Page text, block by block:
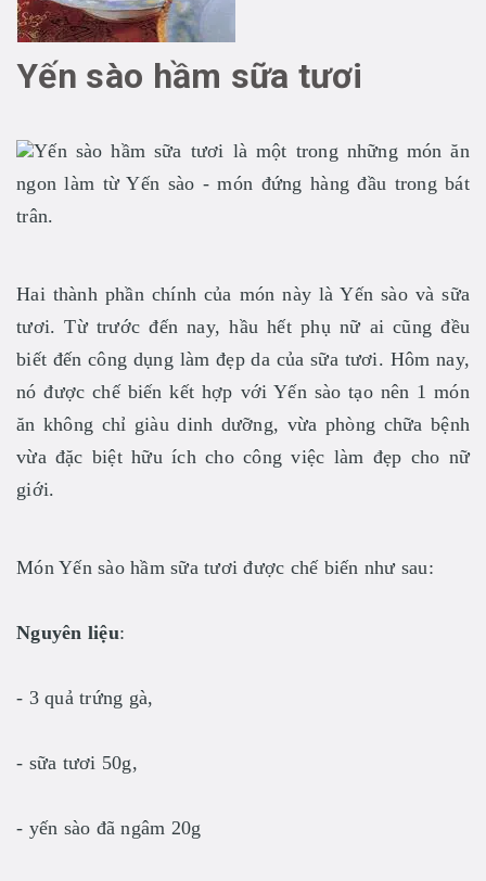
Yến sào hầm sữa tươi
Yến sào hầm sữa tươi là một trong những món ăn
ngon làm từ Yến sào - món đứng hàng đầu trong bát
trân.
Hai thành phần chính của món này là Yến sào và sữa
tươi. Từ trước đến nay, hầu hết phụ nữ ai cũng đều
biết đến công dụng làm đẹp da của sữa tươi. Hôm nay,
nó được chế biến kết hợp với Yến sào tạo nên 1 món
ăn không chỉ giàu dinh dưỡng, vừa phòng chữa bệnh
vừa đặc biệt hữu ích cho công việc làm đẹp cho nữ
giới.
Món Yến sào hầm sữa tươi được chế biến như sau:
Nguyên liệu:
- 3 quả trứng gà,
- sữa tươi 50g,
- yến sào đã ngâm 20g